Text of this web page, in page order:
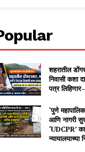
शहरातील
निवासी कशा
पत्र
‘पुणे
आणि नागरी
‘UDCPR’
न्यायालयाच्या